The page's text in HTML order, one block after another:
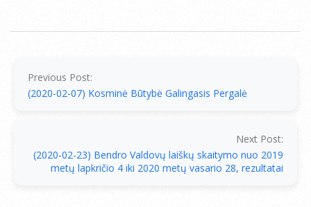
Previous Post:
(2020-02-07) Kosminė Būtybė Galingasis Pergalė
Next Post:
(2020-02-23) Bendro Valdovų laiškų skaitymo nuo 2019
metų lapkričio 4 iki 2020 metų vasario 28, rezultatai